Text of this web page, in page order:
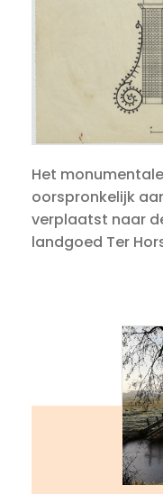
Het
oorspronkelijk
verplaatst naar
landgoed Ter